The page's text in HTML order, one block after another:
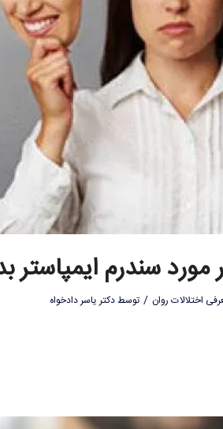
سندرم ایمپاستر
اختلالات روان / توسطدکتر یاسر دادخواه